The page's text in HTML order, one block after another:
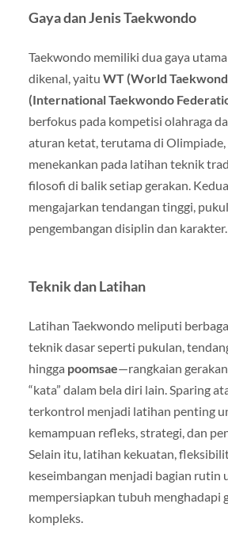
Gaya dan Jenis Taekwondo
Taekwondo memiliki dua gaya
dikenal, yaitu WT (World
(International Taekwondo
berfokus pada kompetisi olahraga
aturan ketat, terutama di Olimpiade,
menekankan pada latihan teknik
filosofi di balik setiap gerakan.
mengajarkan tendangan tinggi,
pengembangan disiplin dan karakter.
Teknik dan Latihan
Latihan Taekwondo meliputi
teknik dasar seperti pukulan,
hingga poomsae—rangkaian
“kata” dalam bela diri lain. Sparing
terkontrol menjadi latihan penting
kemampuan refleks, strategi, dan
Selain itu, latihan kekuatan,
keseimbangan menjadi bagian rutin
mempersiapkan tubuh menghadapi
kompleks.